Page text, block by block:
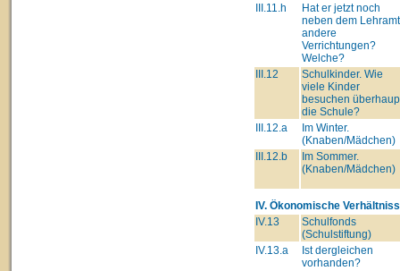
III.11.h
Hat er jetzt noch
neben dem
andere
Verrichtungen?
Welche?
III.12
Schulkinder. Wie
viele Kinder
besuchen
die Schule?
III.12.a
Im Winter.
(Knaben/Mädchen)
III.12.b
Im Sommer.
(Knaben/Mädchen)
IV. Ökonomische
IV.13
Schulfonds
(Schulstiftung)
IV.13.a
Ist dergleichen
vorhanden?